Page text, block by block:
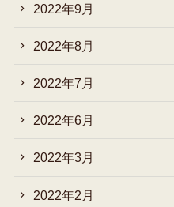
2022年9月
2022年8月
2022年7月
2022年6月
2022年3月
2022年2月